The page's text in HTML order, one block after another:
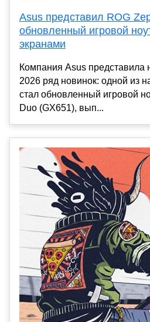
Asus представил ROG
обновленный игровой
экранами
Компания Asus представила
2026 ряд новинок: одной из
стал обновленный игровой
Duo (GX651), вып...